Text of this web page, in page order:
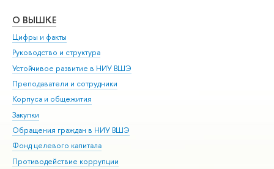
О ВЫШКЕ
Цифры и факты
Руководство и структура
Устойчивое развитие в НИУ ВШЭ
Преподаватели и сотрудники
Корпуса и общежития
Закупки
Обращения граждан в НИУ ВШЭ
Фонд целевого капитала
Противодействие коррупции